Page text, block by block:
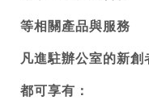
等相關產品與服務
凡進駐辦公室的新創
都可享有：